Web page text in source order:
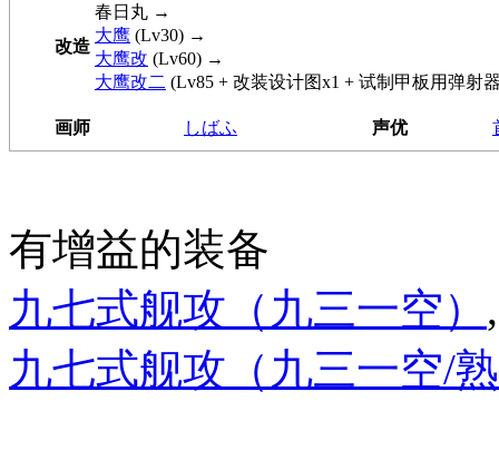
改造
春日丸 →
大鹰 (Lv30) →
大鹰改 (Lv60) →
大鹰改二 (Lv85 + 改装设计图x1 + 试制甲板用弹射
画师 しばふ 声优
有增益的装备
九七式舰攻（九三一空）
九七式舰攻（九三一空/